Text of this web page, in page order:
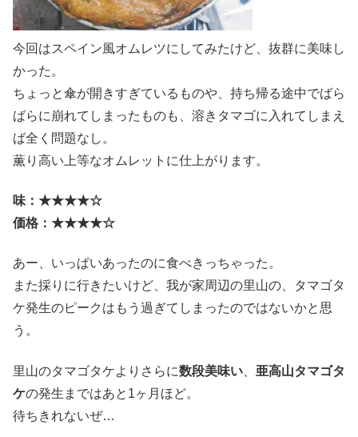
今回はスペイン風オムレツにしてみたけど、抜群に美味し
かった。
ちょっと傘が開きすぎているものや、持ち帰る途中でばら
ばらに崩れてしまったものも、溶きタマゴに入れてしまえ
ば全く問題なし。
薫り高い上等なオムレットに仕上がります。
味：★★★★☆
価格：★★★★☆
あー、いっぱいあったのに食べきっちゃった。
また採りに行きたいけど、我が家周辺の里山の、タマゴタ
ケ発生のピークはもう過ぎてしまったのではないかと思
う。
里山のタマゴタケよりさらに数段美味い
亜高山タマゴタ
ケの発生まではあと1ヶ月ほど。
待ちきれないぜ…